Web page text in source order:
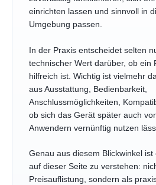
einrichten lassen und sinnvoll in
Umgebung passen.
In der Praxis entscheidet selten
technischer Wert darüber, ob ein
hilfreich ist. Wichtig ist vielmehr
aus Ausstattung, Bedienbarkeit,
Anschlussmöglichkeiten,
ob sich das Gerät später auch
Anwendern vernünftig nutzen
Genau aus diesem Blickwinkel ist
auf dieser Seite zu verstehen:
Preisauflistung, sondern als